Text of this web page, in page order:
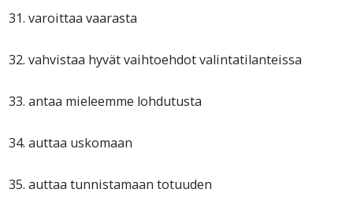
31. varoittaa vaarasta
32. vahvistaa hyvät vaihtoehdot valintatilanteissa
33. antaa mieleemme lohdutusta
34. auttaa uskomaan
35. auttaa tunnistamaan totuuden